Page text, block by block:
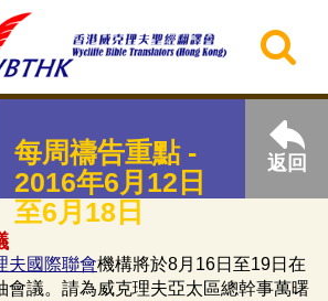
每周禱告重點 -
2016年6月12日
至6月18日
返回
夫國際聯會機構將於8月16日至19日在
會議。請為威克理夫亞太區總幹事萬曙